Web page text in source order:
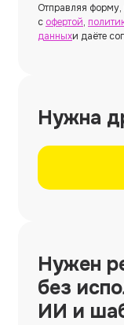
Отправляя форму,
с офертой,
данныхи даёте
Нужна
Нужен
без
ИИ и